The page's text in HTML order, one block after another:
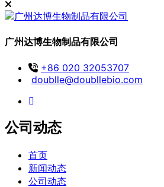
广州达博生物制品有限公司
+86 020 32053707
doublle@doubllebio.com
公司动态
首页
新闻动态
公司动态